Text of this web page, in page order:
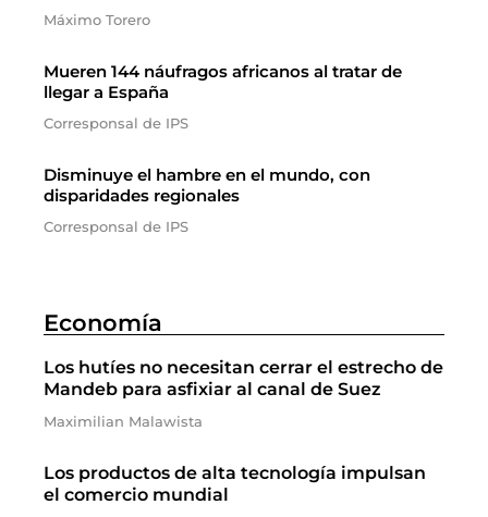
Máximo Torero
Mueren 144 náufragos africanos al tratar de
llegar a España
Corresponsal de IPS
Disminuye el hambre en el mundo, con
disparidades regionales
Corresponsal de IPS
Economía
Los hutíes no necesitan cerrar el estrecho de
Mandeb para asfixiar al canal de Suez
Maximilian Malawista
Los productos de alta tecnología impulsan
el comercio mundial